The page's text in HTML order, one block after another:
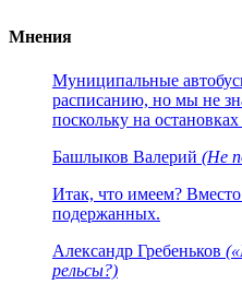
Мнения
Муниципальные
расписанию, но мы не
поскольку на
Башлыков Валерий (Не
Итак, что имеем?
подержанных.
Александр Гребеньков
рельсы?)